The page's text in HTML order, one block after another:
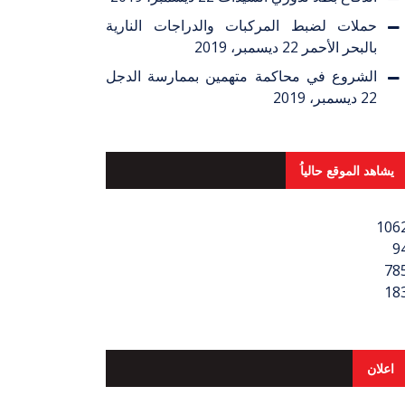
حملات لضبط المركبات والدراجات النارية
بالبحر الأحمر 22 ديسمبر، 2019
الشروع في محاكمة متهمين بممارسة الدجل
22 ديسمبر، 2019
يشاهد الموقع حالياُ
اعلان